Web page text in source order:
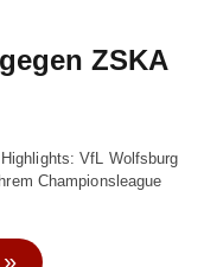
ZSKA
VfL Wolfsburg
Championsleague